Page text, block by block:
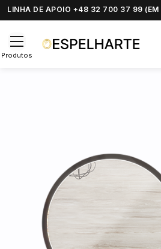
LINHA DE APOIO +48 32 700 37 99 (EM
Produtos